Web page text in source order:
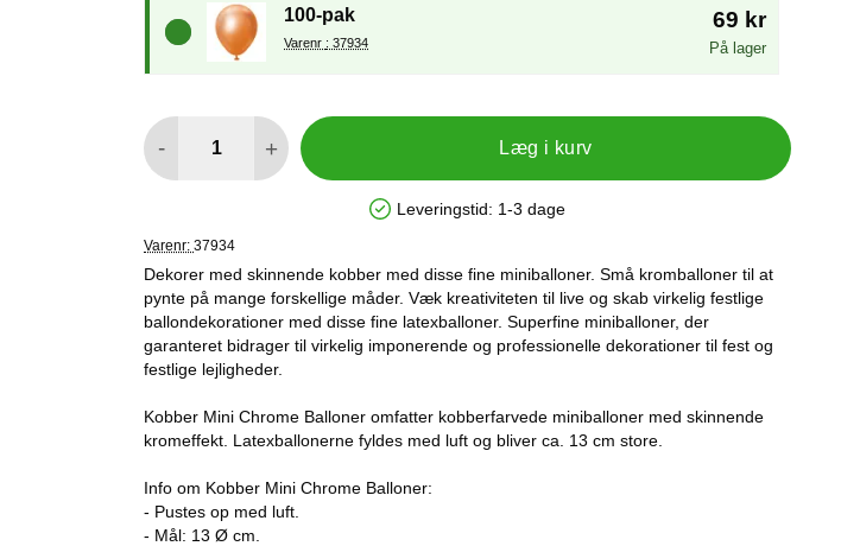
100-pak
Varenr : 37934
69 kr
På lager
- + Læg i kurv
Produkttilgængelighed: På lager
Leveringstid: 1-3 dage
Varenr: 37934
Dekorer med skinnende kobber med disse fine miniballoner. Små kromballoner til at
pynte på mange forskellige måder. Væk kreativiteten til live og skab virkelig festlige
ballondekorationer med disse fine latexballoner. Superfine miniballoner, der
garanteret bidrager til virkelig imponerende og professionelle dekorationer til fest og
festlige lejligheder.
Kobber Mini Chrome Balloner omfatter kobberfarvede miniballoner med skinnende
kromeffekt. Latexballonerne fyldes med luft og bliver ca. 13 cm store.
Info om Kobber Mini Chrome Balloner:
- Pustes op med luft.
- Mål: 13 Ø cm.